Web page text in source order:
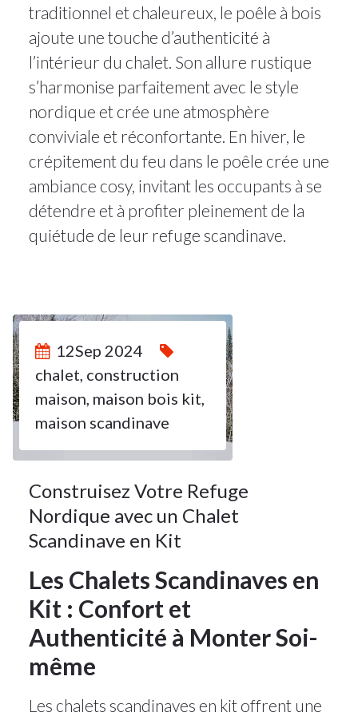
traditionnel et chaleureux, le poêle à bois
ajoute une touche d’authenticité à
l’intérieur du chalet. Son allure rustique
s’harmonise parfaitement avec le style
nordique et crée une atmosphère
conviviale et réconfortante. En hiver, le
crépitement du feu dans le poêle crée une
ambiance cosy, invitant les occupants à se
détendre et à profiter pleinement de la
quiétude de leur refuge scandinave.
12
SEP 2024
12Sep 2024
chalet, construction
maison, maison bois kit,
maison scandinave
Construisez Votre Refuge
Nordique avec un Chalet
Scandinave en Kit
Les Chalets Scandinaves en
Kit : Confort et
Authenticité à Monter Soi-
même
Les chalets scandinaves en kit offrent une